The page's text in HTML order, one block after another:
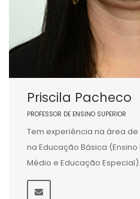
Priscila Pacheco
PROFESSOR DE ENSINO SUPERIOR
Tem experiência na área
na Educação Básica (Ensino
Médio e Educação Especial).